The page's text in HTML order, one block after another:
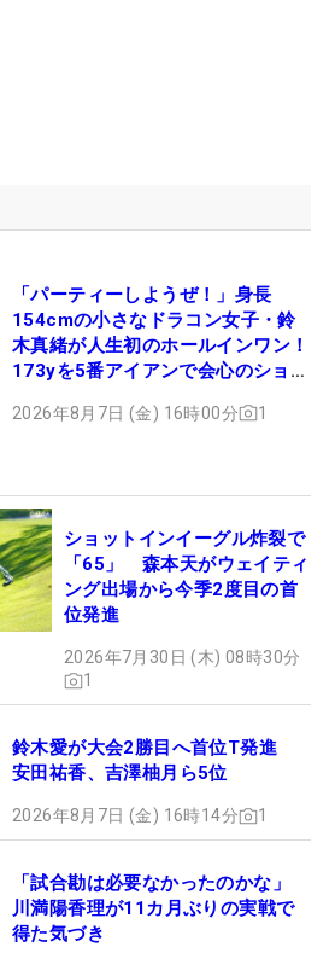
「パーティーしようぜ！」身長
154cmの小さなドラコン女子・鈴
木真緒が人生初のホールインワン！
173yを5番アイアンで会心のショッ
2026年8月7日 (金) 16時00分 1
ショットインイーグル炸裂で
「65」 森本天がウェイティ
ング出場から今季2度目の首
位発進
2026年7月30日 (木) 08時30分
1
鈴木愛が大会2勝目へ首位T発進
安田祐香、吉澤柚月ら5位
2026年8月7日 (金) 16時14分 1
「試合勘は必要なかったのかな」
川満陽香理が11カ月ぶりの実戦で
得た気づき